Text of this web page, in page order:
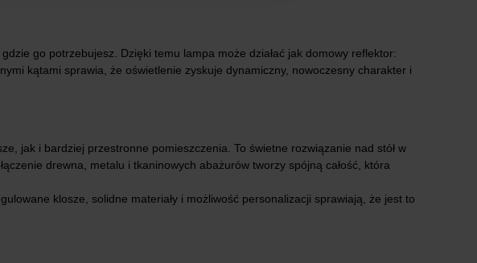
go potrzebujesz. Dzięki temu lampa może działać jak domowy reflektor:
kątami sprawia, że oświetlenie zyskuje dynamiczny, nowoczesny charakter i
jak i bardziej przestronne pomieszczenia. To świetne rozwiązanie nad stół w
drewna, metalu i tkaninowych abażurów tworzy spójną całość, która
klosze, solidne materiały i możliwość personalizacji sprawiają, że jest to